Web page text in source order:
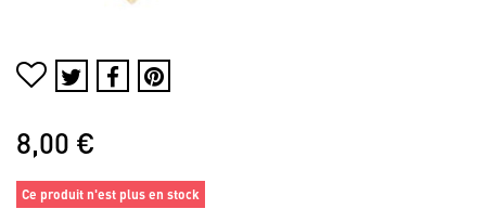
8,00 €
Ce produit n'est plus en stock